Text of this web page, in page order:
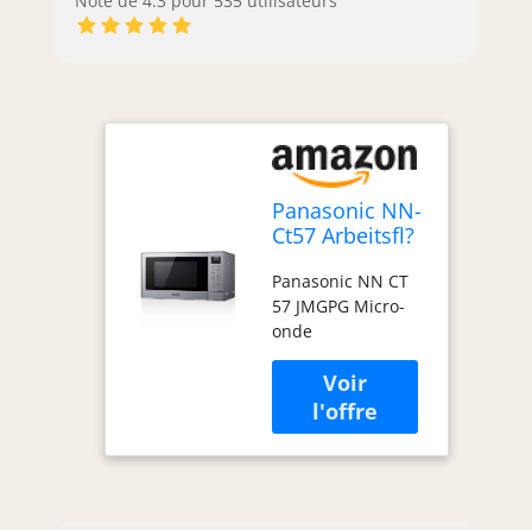
Panasonic NN-
Ct57 Arbeitsfl?
Mikrowelle 27l
1000w Silber
(nN-
Ct57jmgpg)
Panasonic NN CT
57 JMGPG Micro-
onde